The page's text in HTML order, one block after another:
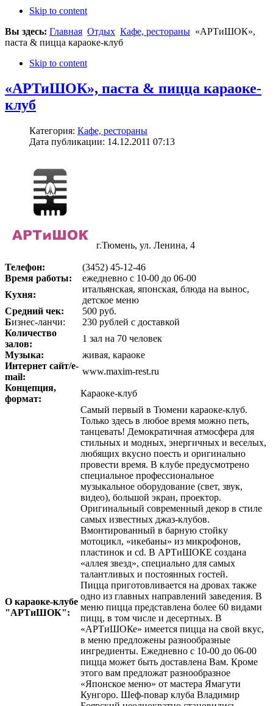
Skip to content
Вы здесь: Главная Отдых Кафе, рестораны «АРТиШОК»,
паста & пицца караоке-клуб
Skip to content
«АРТиШОК», паста & пицца караоке-
клуб
Категория: Кафе, рестораны
Дата публикации: 14.12.2011 07:13
г.Тюмень, ул. Ленина, 4
Телефон:
(3452) 45-12-46
Время работы:
ежедневно с 10-00 до 06-00
Кухня:
итальянская, японская, блюда на вынос,
детское меню
Средний чек:
500 руб.
Бизнес-ланчи:
230 рублей с доставкой
Количество
залов:
1 зал на 70 человек
Музыка:
живая, караоке
Интернет сайт/e-
mail:
www.maxim-rest.ru
Концепция,
формат:
Караоке-клуб
О караоке-клубе
"АРТиШОК":
Самый первый в Тюмени караоке-клуб.
Только здесь в любое время можно петь,
танцевать! Демократичная атмосфера для
стильных и модных, энергичных и веселых,
любящих вкусно поесть и оригинально
провести время. В клубе предусмотрено
специальное профессиональное
музыкальное оборудование (свет, звук,
видео), большой экран, проектор.
Оригинальный современный декор в стиле
самых известных джаз-клубов.
Вмонтированный в барную стойку
мотоцикл, «икебаны» из микрофонов,
пластинок и cd. В АРТиШОКЕ создана
«аллея звезд», специально для самых
талантливых и постоянных гостей.
Пицца приготовливается на дровах также
одно из главных направлений заведения. В
меню пицца представлена более 60 видами
пицц, в том числе и десертных. В
«АРТиШОКе» имеется пицца на свой вкус,
в меню предложены разнообразные
ингредиенты. Ежедневно с 10-00 до 06-00
пицца может быть доставлена Вам. Кроме
этого вам предложат разнообразное
«Японское меню» от мастера Ямагути
Кунгоро. Шеф-повар клуба Владимир